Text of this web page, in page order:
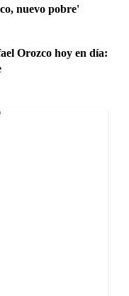
nuevo pobre'
Orozco hoy en día: